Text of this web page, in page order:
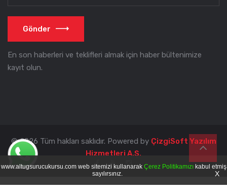
Gönder
En son haberleri ve teklifleri almak için haber bültenimize
kayıt olun.
© 2026 Tüm hakları saklıdır. Powered by ÇizgiSoft Yazılım
Hizmetleri A.Ş.
www.altugsurucukursu.com web sitemizi kullanarak Çerez Politikamızıkabul etmiş
sayılırsınız.
X